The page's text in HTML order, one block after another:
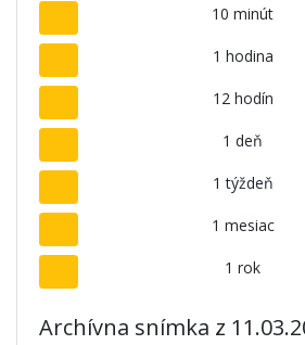
10 minút
1 hodina
12 hodín
1 deň
1 týždeň
1 mesiac
1 rok
Archívna snímka z